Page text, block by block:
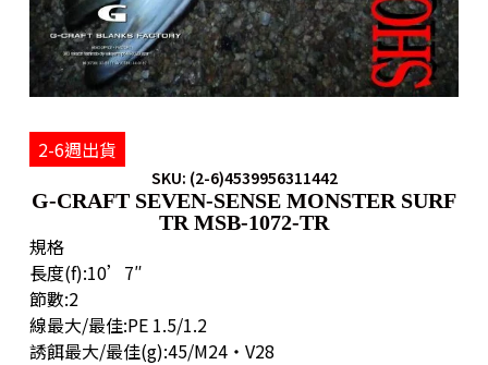
2-6週出貨
SKU: (2-6)4539956311442
G-CRAFT SEVEN-SENSE MONSTER SURF
TR MSB-1072-TR
規格
長度(f):10’7″
節數:2
線最大/最佳:PE 1.5/1.2
誘餌最大/最佳(g):45/M24・V28